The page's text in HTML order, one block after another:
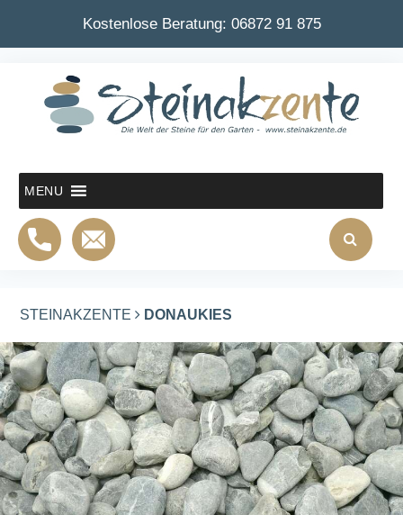
Kostenlose Beratung: 06872 91 875
MENU
STEINAKZENTE DONAUKIES